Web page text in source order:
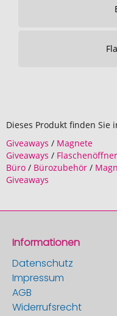
Dieses Produkt finden Sie
Giveaways / Magnete
Giveaways / Flaschenöffner
Büro / Bürozubehör /
Giveaways
Informationen
Datenschutz
Impressum
AGB
Widerrufsrecht